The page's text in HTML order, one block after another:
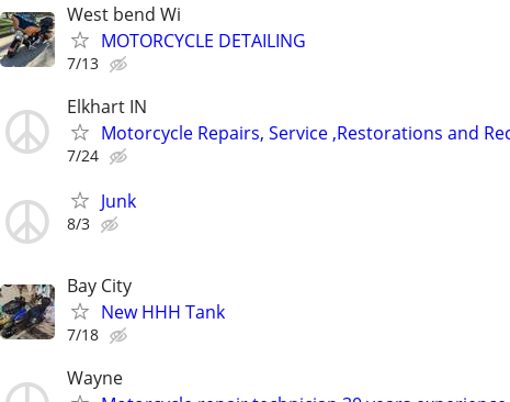
West bend Wi
MOTORCYCLE DETAILING
7/13
Elkhart IN
Motorcycle Repairs, Service ,Restorations and
7/24
Junk
8/3
Bay City
New HHH Tank
7/18
Wayne